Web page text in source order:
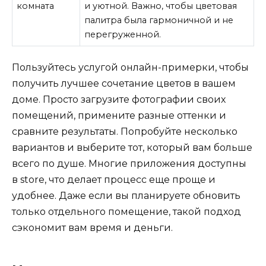
комната
и уютной. Важно, чтобы цветовая
палитра была гармоничной и не
перегруженной.
Пользуйтесь услугой онлайн-примерки, чтобы
получить лучшее сочетание цветов в вашем
доме. Просто загрузите фотографии своих
помещений, примените разные оттенки и
сравните результаты. Попробуйте несколько
вариантов и выберите тот, который вам больше
всего по душе. Многие приложения доступны
в store, что делает процесс еще проще и
удобнее. Даже если вы планируете обновить
только отдельного помещение, такой подход
сэкономит вам время и деньги.